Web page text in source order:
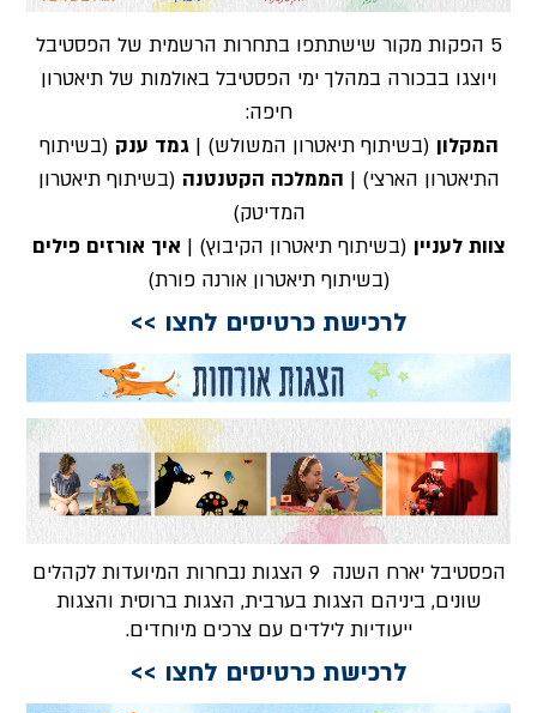
5 הפקות מקור שישתתפו בתחרות הרשמית של הפסטיבל
ויוצגו בבכורה במהלך ימי הפסטיבל באולמות של תיאטרון
חיפה:
המקלון (בשיתוף תיאטרון המשולש) |גמד ענק (בשיתוף
התיאטרון הארצי) | הממלכה הקטנטנה (בשיתוף תיאטרון
המדיטק)
צוות לעניין (בשיתוף תיאטרון הקיבוץ) | איך אורזים פילים
(בשיתוף תיאטרון אורנה פורת)
לרכישת כרטיסים לחצו >>
הפסטיבל יארח השנה 9 הצגות נבחרות המיועדות לקהלים
שונים, ביניהם הצגות בערבית, הצגות ברוסית והצגות
ייעודיות לילדים עם צרכים מיוחדים.
לרכישת כרטיסים לחצו >>